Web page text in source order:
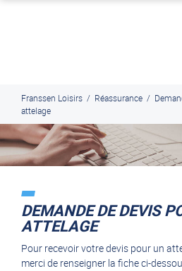
Franssen Loisirs / Réassurance /
attelage
DEMANDE DE DEVIS
ATTELAGE
Pour recevoir votre devis pour un
merci de renseigner la fiche ci-